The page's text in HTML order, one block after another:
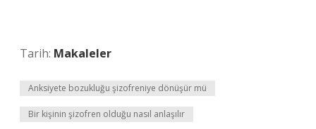
Tarih: Makaleler
Anksiyete bozukluğu şizofreniye dönüşür mü
Bir kişinin şizofren olduğu nasıl anlaşılır